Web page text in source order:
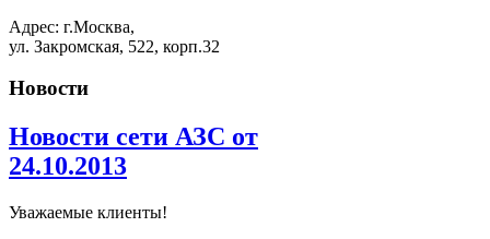
Адрес: г.Москва,
ул. Закромская, 522, корп.32
Новости
Новости сети АЗС от
24.10.2013
Уважаемые клиенты!